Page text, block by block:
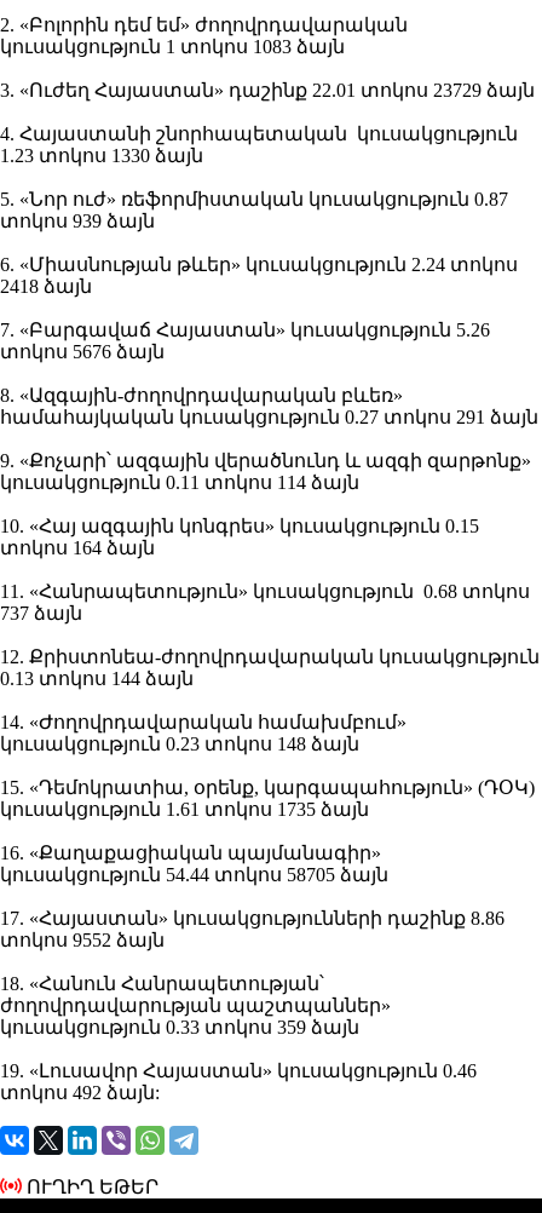
2. «Բոլորին դեմ եմ» ժողովրդավարական
կուսակցություն 1 տոկոս 1083 ձայն
3. «Ուժեղ Հայաստան» դաշինք 22.01 տոկոս 23729 ձայն
4. Հայաստանի շնորհապետական կուսակցություն
1.23 տոկոս 1330 ձայն
5. «Նոր ուժ» ռեֆորմիստական կուսակցություն 0.87
տոկոս 939 ձայն
6. «Միասնության թևեր» կուսակցություն 2.24 տոկոս
2418 ձայն
7. «Բարգավաճ Հայաստան» կուսակցություն 5.26
տոկոս 5676 ձայն
8. «Ազգային-ժողովրդավարական բևեռ»
համահայկական կուսակցություն 0.27 տոկոս 291 ձայն
9. «Քոչարի՝ ազգային վերածնունդ և ազգի զարթոնք»
կուսակցություն 0.11 տոկոս 114 ձայն
10. «Հայ ազգային կոնգրես» կուսակցություն 0.15
տոկոս 164 ձայն
11. «Հանրապետություն» կուսակցություն 0.68 տոկոս
737 ձայն
12. Քրիստոնեա-ժողովրդավարական կուսակցություն
0.13 տոկոս 144 ձայն
14. «Ժողովրդավարական համախմբում»
կուսակցություն 0.23 տոկոս 148 ձայն
15. «Դեմոկրատիա, օրենք, կարգապահություն» (ԴՕԿ)
կուսակցություն 1.61 տոկոս 1735 ձայն
16. «Քաղաքացիական պայմանագիր»
կուսակցություն 54.44 տոկոս 58705 ձայն
17. «Հայաստան» կուսակցությունների դաշինք 8.86
տոկոս 9552 ձայն
18. «Հանուն Հանրապետության՝
ժողովրդավարության պաշտպաններ»
կուսակցություն 0.33 տոկոս 359 ձայն
19. «Լուսավոր Հայաստան» կուսակցություն 0.46
տոկոս 492 ձայն:
ՈՒՂԻՂ ԵԹԵՐ